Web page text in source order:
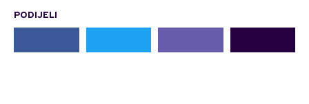
PODIJELI